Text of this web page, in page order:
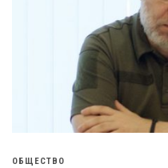
ОБЩЕСТВО